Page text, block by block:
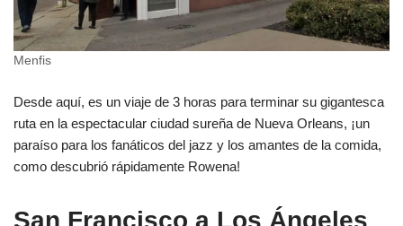
Menfis
Desde aquí, es un viaje de 3 horas para terminar su gigantesca
ruta en la espectacular ciudad sureña de Nueva Orleans, ¡un
paraíso para los fanáticos del jazz y los amantes de la comida,
como descubrió rápidamente Rowena!
San Francisco a Los Ángeles